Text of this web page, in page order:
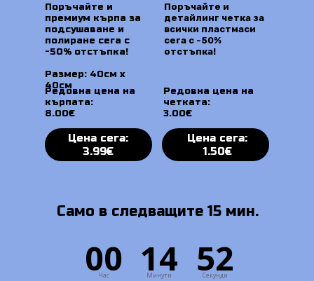
00
Час 14
Минути 51
Секунди
Цена сега:
3.99€
Поръчайте и
премиум кърпа за
подсушаване и
полиране сега с
-50% отстъпка!
Размер: 40см х
40см
Редовна цена на
кърпата:
8.00€
Поръчайте и
детайлинг четка за
всички пластмаси
сега с -50%
отстъпка!
Редовна цена на
четката:
3.00€
Цена сега:
1.50€
Само в следващите 15 мин.